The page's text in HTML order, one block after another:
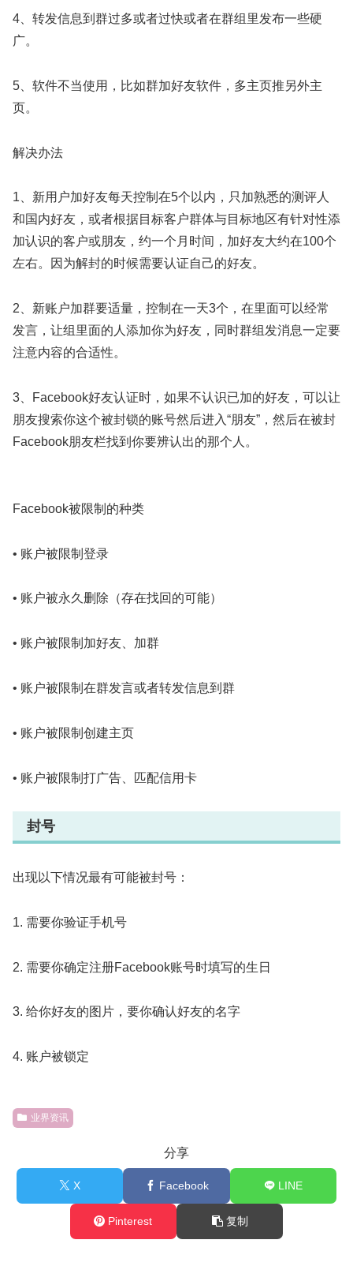
4、转发信息到群过多或者过快或者在群组里发布一些硬
广。
5、软件不当使用，比如群加好友软件，多主页推另外主
页。
解决办法
1、新用户加好友每天控制在5个以内，只加熟悉的测评人
和国内好友，或者根据目标客户群体与目标地区有针对性添
加认识的客户或朋友，约一个月时间，加好友大约在100个
左右。因为解封的时候需要认证自己的好友。
2、新账户加群要适量，控制在一天3个，在里面可以经常
发言，让组里面的人添加你为好友，同时群组发消息一定要
注意内容的合适性。
3、Facebook好友认证时，如果不认识已加的好友，可以让
朋友搜索你这个被封锁的账号然后进入“朋友”，然后在被封
Facebook朋友栏找到你要辨认出的那个人。
Facebook被限制的种类
• 账户被限制登录
• 账户被永久删除（存在找回的可能）
• 账户被限制加好友、加群
• 账户被限制在群发言或者转发信息到群
• 账户被限制创建主页
• 账户被限制打广告、匹配信用卡
封号
出现以下情况最有可能被封号：
1. 需要你验证手机号
2. 需要你确定注册Facebook账号时填写的生日
3. 给你好友的图片，要你确认好友的名字
4. 账户被锁定
业界资讯
分享
X Facebook LINE
Pinterest 复制